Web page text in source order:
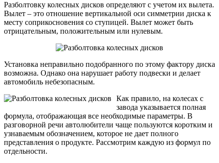
Разболтовку колесных дисков определяют с учетом их вылета.
Вылет – это отношение вертикальной оси симметрии диска к
месту соприкосновения со ступицей. Вылет может быть
отрицательным, положительным или нулевым.
Установка неправильно подобранного по этому фактору диска
возможна. Однако она нарушает работу подвески и делает
автомобиль небезопасным.
Как правило, на колесах с
завода указывается полная
формула, отображающая все необходимые параметры. В
разговорной речи автолюбители чаще пользуются коротким и
узнаваемым обозначением, которое не дает полного
представления о продукте. Рассмотрим каждую из формул по
отдельности.